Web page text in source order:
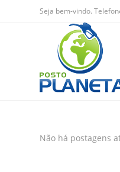
Seja bem-vindo.
Não há postagens